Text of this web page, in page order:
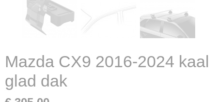
Mazda CX9 2016-2024 kaal
glad dak